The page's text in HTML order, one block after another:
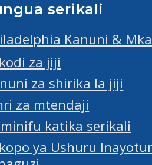
serikali
Kanuni &
za jiji
za shirika la jiji
za mtendaji
katika serikali
ya Ushuru